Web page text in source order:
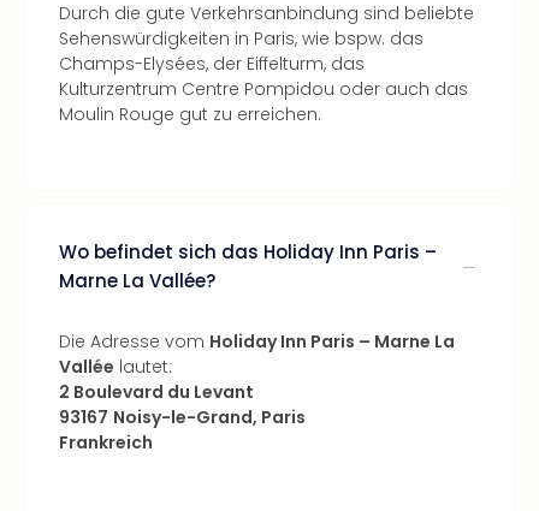
Durch die gute Verkehrsanbindung sind beliebte
Sehenswürdigkeiten in Paris, wie bspw. das
Champs-Elysées, der Eiffelturm, das
Kulturzentrum Centre Pompidou oder auch das
Moulin Rouge gut zu erreichen.
Wo befindet sich das Holiday Inn Paris –
Marne La Vallée?
Die Adresse vom Holiday Inn Paris – Marne La
Vallée lautet:
2 Boulevard du Levant
93167 Noisy-le-Grand, Paris
Frankreich